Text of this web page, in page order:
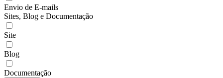
Envio de E-mails
Sites, Blog e Documentação
Site
Blog
Documentação